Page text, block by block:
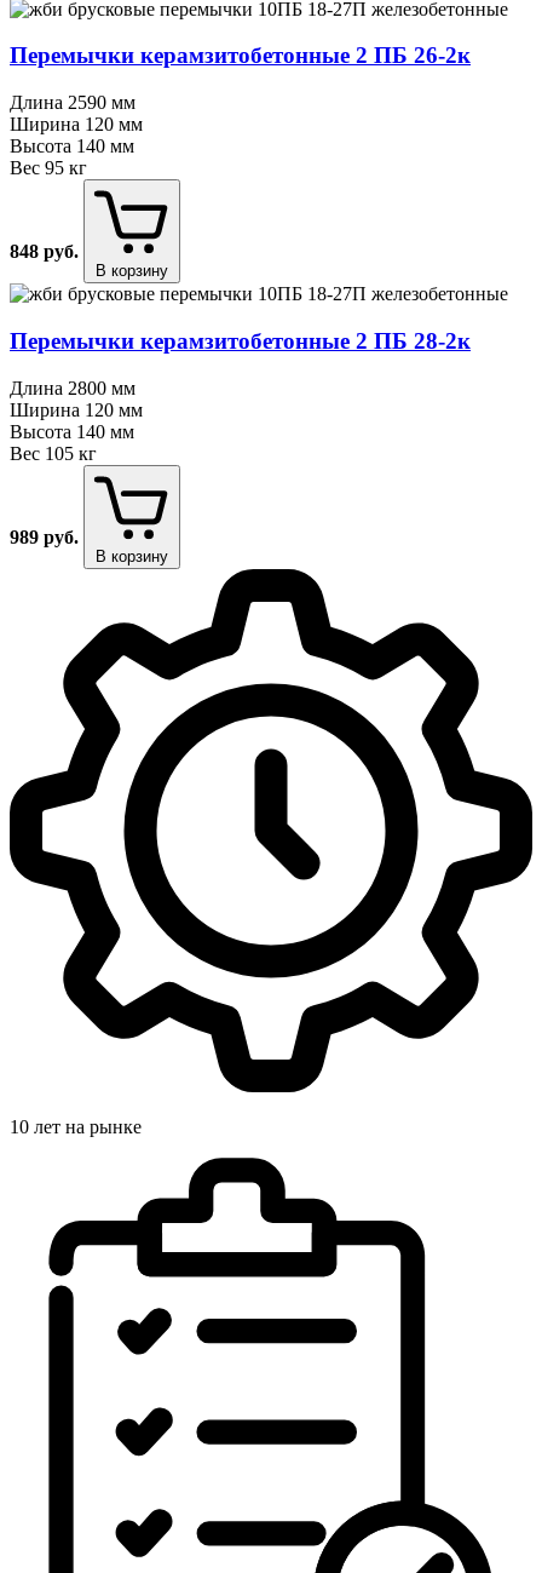
Перемычки керамзитобетонные 2 ПБ 26⁠-⁠2к
Длина 2590 мм
Ширина 120 мм
Высота 140 мм
Вес 95 кг
848 руб.
В корзину
Перемычки керамзитобетонные 2 ПБ 28⁠-⁠2к
Длина 2800 мм
Ширина 120 мм
Высота 140 мм
Вес 105 кг
989 руб.
В корзину
10 лет на рынке